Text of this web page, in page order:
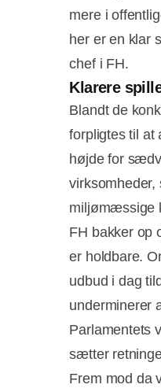
mere i
her er en klar
chef i FH.
Klarere
Blandt de
forpligtes til at
højde for
virksomheder,
miljømæssige
FH bakker op
er holdbare.
udbud i dag
underminerer
Parlamentets
sætter
Frem mod da